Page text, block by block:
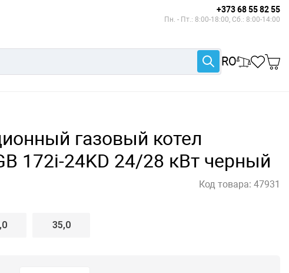
+373 68 55 82 55
Пн. - Пт.: 8:00-18:00, Сб.: 8:00-14:00
RO
газовый котел
172i-24KD 24/28 кВт черный
Код товара: 47931
35,0